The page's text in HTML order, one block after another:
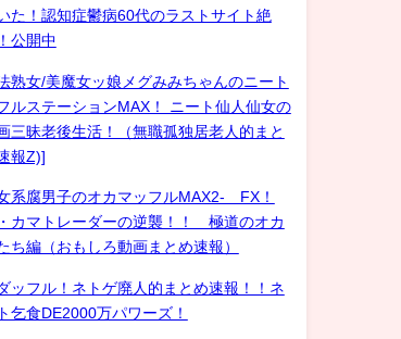
た！認知症鬱病60代のラストサイト絶
公開中
熟女/美魔女ッ娘メグみみちゃんのニート
ルステーションMAX！ ニート仙人仙女の
三昧老後生活！（無職孤独居老人的まと
報Z)]
系腐男子のオカマッフルMAX2- FX！
カマトレーダーの逆襲！！ 極道のオカ
ち編（おもしろ動画まとめ速報）
ッフル！ネトゲ廃人的まとめ速報！！ネ
乞食DE2000万パワーズ！